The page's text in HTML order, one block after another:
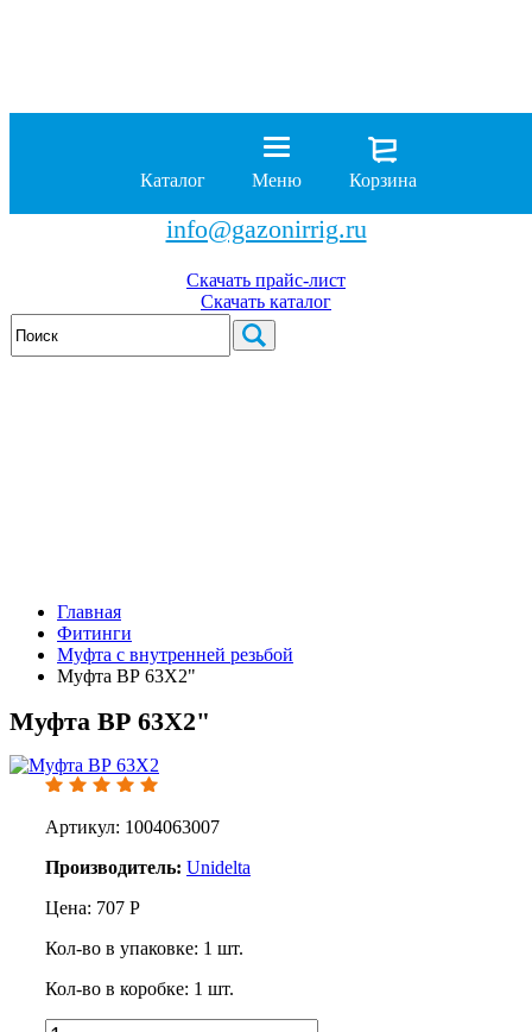
962-00-63
8 (929)
962-01-18
info@gazonirrig.ru
Скачать прайс-лист
Скачать каталог
Главная
Фитинги
Муфта с внутренней резьбой
Муфта ВР 63Х2"
Муфта ВР 63Х2"
Артикул: 1004063007
Производитель: Unidelta
Цена: 707 Р
Кол-во в упаковке: 1 шт.
Кол-во в коробке: 1 шт.
Каталог Меню Корзина